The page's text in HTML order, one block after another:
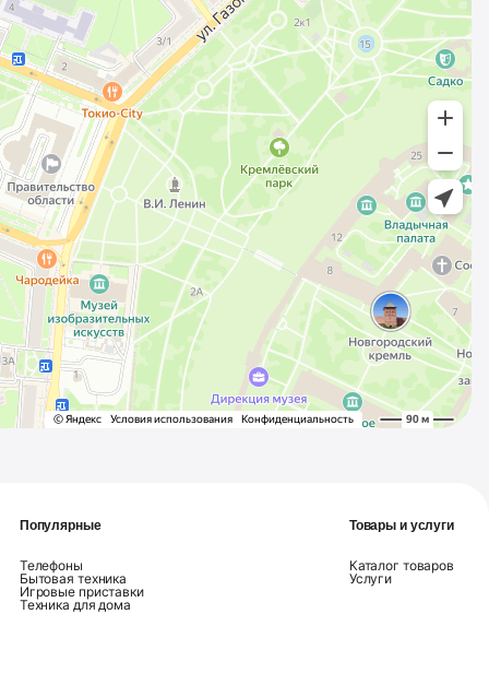
Популярные
Телефоны
Бытовая техника
Игровые приставки
Техника для дома
Товары и услуги
Каталог товаров
Услуги